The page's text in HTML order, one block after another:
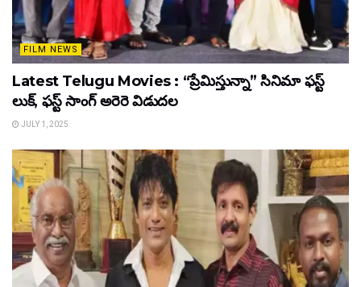
FILM NEWS
Latest Telugu Movies : “ప్రేమిస్తున్నా” సినిమా ఫస్ట్
లుక్, ఫస్ట్ సాంగ్ అరెరె విడుదల
JULY 1, 2025